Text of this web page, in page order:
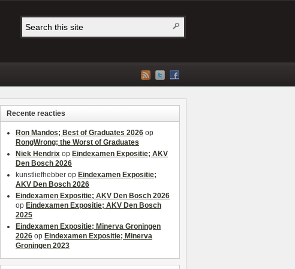
Recente reacties
Ron Mandos; Best of Graduates 2026 op
RongWrong; the Worst of Graduates
Niek Hendrix op Eindexamen Expositie; AKV
Den Bosch 2026
kunstliefhebber op Eindexamen Expositie;
AKV Den Bosch 2026
Eindexamen Expositie; AKV Den Bosch 2026
op Eindexamen Expositie; AKV Den Bosch
2025
Eindexamen Expositie; Minerva Groningen
2026 op Eindexamen Expositie; Minerva
Groningen 2023